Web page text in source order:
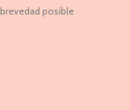
posible